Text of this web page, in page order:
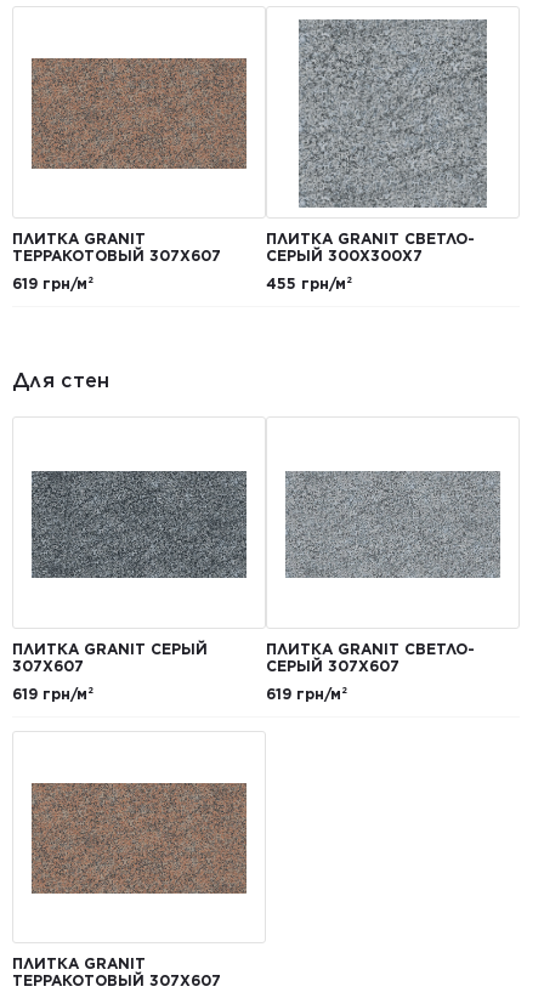
ПЛИТКА GRANIT
ТЕРРАКОТОВЫЙ 307Х607
619 грн/м²
ПЛИТКА GRANIT СВЕТЛО-
СЕРЫЙ 300Х300Х7
455 грн/м²
Для стен
ПЛИТКА GRANIT СЕРЫЙ
307Х607
619 грн/м²
ПЛИТКА GRANIT СВЕТЛО-
СЕРЫЙ 307Х607
619 грн/м²
ПЛИТКА GRANIT
ТЕРРАКОТОВЫЙ 307Х607